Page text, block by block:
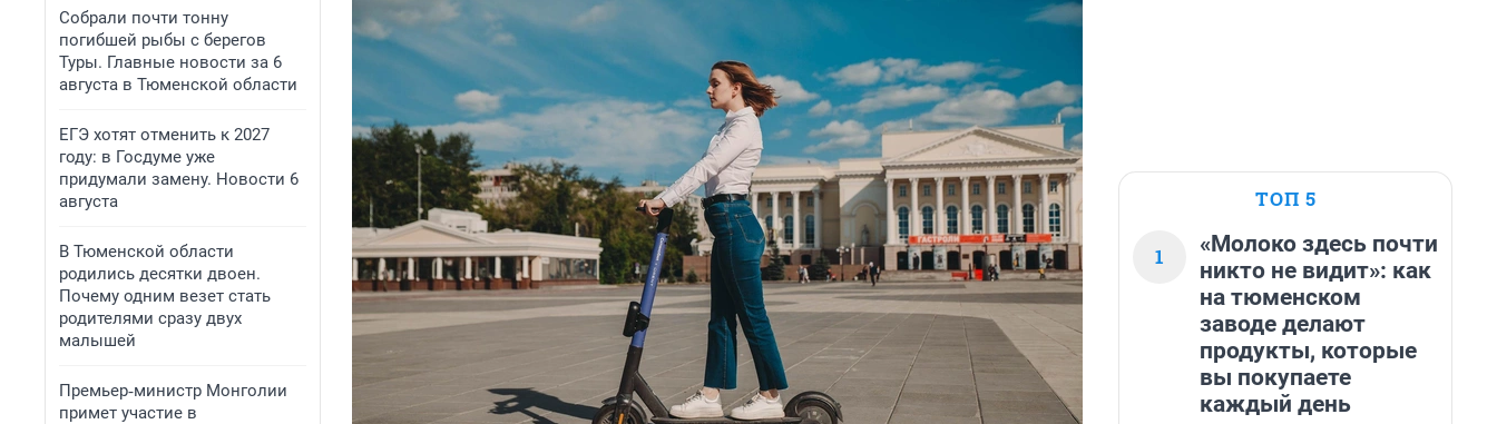
Собрали почти тонну
погибшей рыбы с берегов
Туры. Главные новости за 6
августа в Тюменской области
ЕГЭ хотят отменить к 2027
году: в Госдуме уже
придумали замену. Новости 6
августа
В Тюменской области
родились десятки двоен.
Почему одним везет стать
родителями сразу двух
малышей
Премьер‑министр Монголии
примет участие в
ТОП 5
1
«Молоко здесь почти
никто не видит»: как
на тюменском
заводе делают
продукты, которые
вы покупаете
каждый день